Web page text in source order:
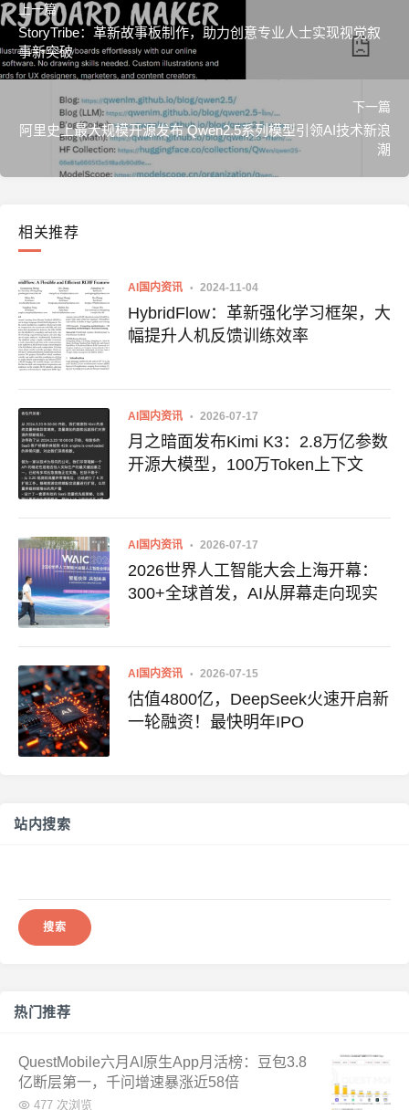
上一篇
StoryTribe：革新故事板制作，助力创意专业人士实现视觉叙
事新突破
下一篇
阿里史上最大规模开源发布 Qwen2.5系列模型引领AI技术新浪
潮
相关推荐
AI国内资讯 2024-11-04
HybridFlow：革新强化学习框架，大
幅提升人机反馈训练效率
AI国内资讯 2026-07-17
月之暗面发布Kimi K3：2.8万亿参数
开源大模型，100万Token上下文
AI国内资讯 2026-07-17
2026世界人工智能大会上海开幕：
300+全球首发，AI从屏幕走向现实
AI国内资讯 2026-07-15
估值4800亿，DeepSeek火速开启新
一轮融资！最快明年IPO
站内搜索
热门推荐
QuestMobile六月AI原生App月活榜：豆包3.8
亿断层第一，千问增速暴涨近58倍
477 次浏览